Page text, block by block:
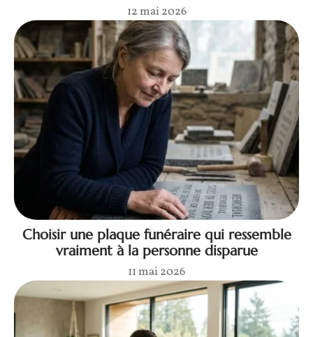
12 mai 2026
Choisir une plaque funéraire qui ressemble
vraiment à la personne disparue
11 mai 2026